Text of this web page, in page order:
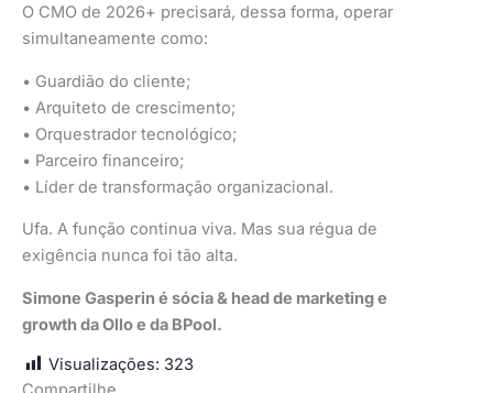
O CMO de 2026+ precisará, dessa forma, operar
simultaneamente como:
• Guardião do cliente;
• Arquiteto de crescimento;
• Orquestrador tecnológico;
• Parceiro financeiro;
• Líder de transformação organizacional.
Ufa. A função continua viva. Mas sua régua de
exigência nunca foi tão alta.
Simone Gasperin é sócia & head de marketing e
growth da Ollo e da BPool.
Visualizações: 323